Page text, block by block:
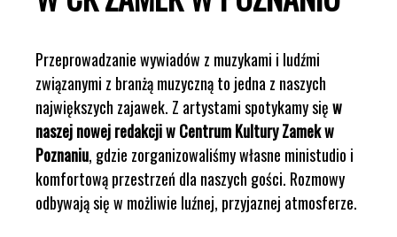
Przeprowadzanie wywiadów z muzykami i ludźmi
związanymi z branżą muzyczną to jedna z naszych
największych zajawek. Z artystami spotykamy sięw
naszej nowej redakcji w Centrum Kultury Zamek w
Poznaniu, gdzie zorganizowaliśmy własne ministudio i
komfortową przestrzeń dla naszych gości. Rozmowy
odbywają się w możliwie luźnej, przyjaznej atmosferze.